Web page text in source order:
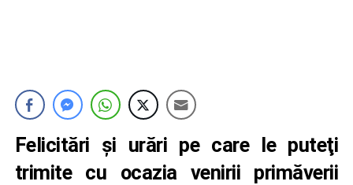
Felicitări şi urări pe care le puteţi
trimite cu ocazia venirii primăverii